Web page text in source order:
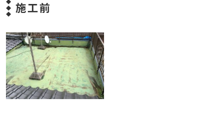
施工前